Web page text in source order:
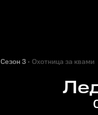
Сезон 3 Охотница за квами